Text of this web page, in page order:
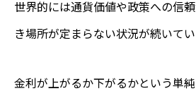
世界的には通貨価値や政策への信
き場所が定まらない状況が続いてい
金利が上がるか下がるかという単